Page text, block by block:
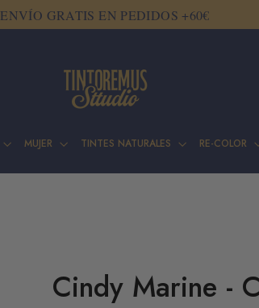
ENVÍO GRATIS EN PEDIDOS +60€
MUJER TINTES NATURALES RE-COLOR
Cindy Marine -